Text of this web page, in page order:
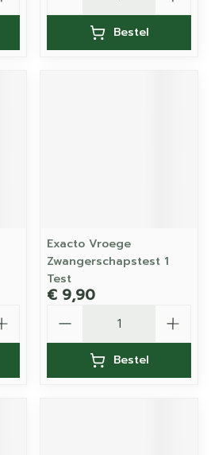
Bestel
Exacto Vroege
Zwangerschapstest 1
Test
€ 9,90
Bestel